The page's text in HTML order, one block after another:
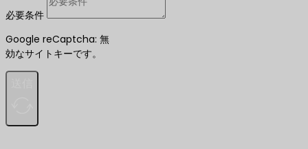
必要条件
Google reCaptcha: 無
効なサイトキーです。